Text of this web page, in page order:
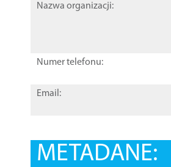
Nazwa organizacji:
Numer telefonu:
Email:
METADANE: